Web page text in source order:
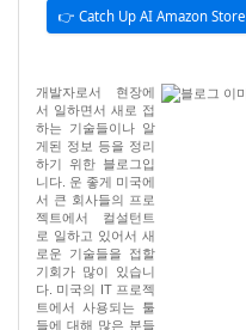
👉 Catch Up AI Amazon Store
개발자로서 현장에
서 일하면서 새로 접
하는 기술들이나 알
게된 정보 등을 정리
하기 위한 블로그입
니다. 운 좋게 미국에
서 큰 회사들의 프로
젝트에서 컬설턴트
로 일하고 있어서 새
로운 기술들을 접할
기회가 많이 있습니
다. 미국의 IT 프로젝
트에서 사용되는 툴
들에 대해 많은 분들